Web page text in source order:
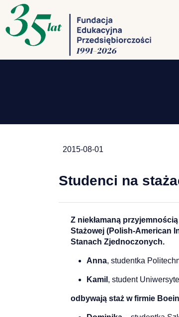
2015-08-01
Studenci na
Z niekłamaną
Stażowej (Polish-American
Stanach Zjednoczonych.
Anna, studentka
Kamil , student
odbywają staż w firmie